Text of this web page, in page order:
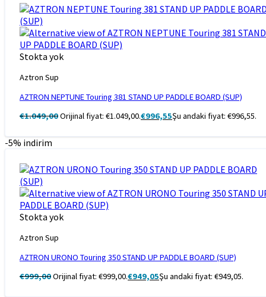
Stokta yok
Aztron Sup
AZTRON NEPTUNE Touring 381 STAND UP PADDLE BOARD (SUP)
€1.049,00Orijinal fiyat: €1.049,00.€996,55Şu andaki fiyat: €996,55.
-5% indirim
Stokta yok
Aztron Sup
AZTRON URONO Touring 350 STAND UP PADDLE BOARD (SUP)
€999,00Orijinal fiyat: €999,00.€949,05Şu andaki fiyat: €949,05.